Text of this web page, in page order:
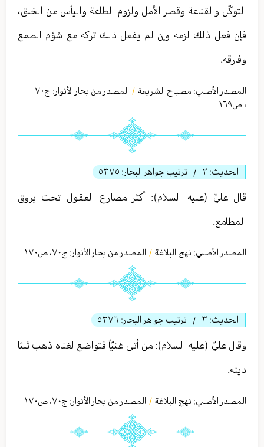
التوكّل والقناعة وقصر الأمل ولزوم الطاعة واليأس من الخلق،
فإن فعل ذلك لزمه وإن لم يفعل ذلك تركه مع شؤم الطمع
وفارقه‏.
المصدر الأصلي: مصباح الشریعة / المصدر من بحار الأنوار: ج٧٠
، ص١٦٩
الحديث: ٢ / ترتيب جواهر البحار: ٥٣٧٥
قال عليّ (عليه السلام): أكثر مصارع العقول تحت بروق
المطامع.
المصدر الأصلي: نهج البلاغة / المصدر من بحار الأنوار: ج٧٠، ص١٧۰
الحديث: ٣ / ترتيب جواهر البحار: ٥٣٧٦
وقال عليّ (عليه السلام): من أتى غنيّاً فتواضع لغناه ذهب ثلثا
دينه.
المصدر الأصلي: نهج البلاغة / المصدر من بحار الأنوار: ج٧٠، ص١٧۰